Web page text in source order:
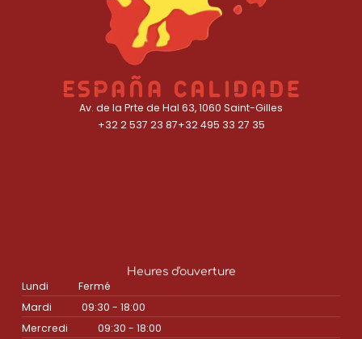
Av. de la Prte de Hal 63, 1060 Saint-Gilles
+32 2 537 23 87+32 495 33 27 35
Heures d'ouverture
Lundi
Fermé
Mardi
09:30 - 18:00
Mercredi
09:30 - 18:00